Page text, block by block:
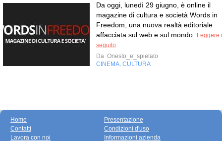
Da oggi, lunedì 29 giugno, è online il
magazine di cultura e società Words in
Freedom, una nuova realtà editoriale
affacciata sul web e sul mondo.
Leggere
seguito
Da Onesto_e_spietato
CINEMA CULTURA
Home
Contatti
Lavora con noi
Presentazione
Condizioni d'uso
Informazioni azienda